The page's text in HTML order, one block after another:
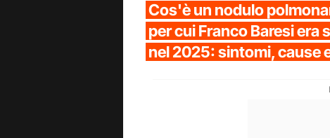
Cos'è un nodulo
per cui Franco Baresi era
nel 2025: sintomi, cause